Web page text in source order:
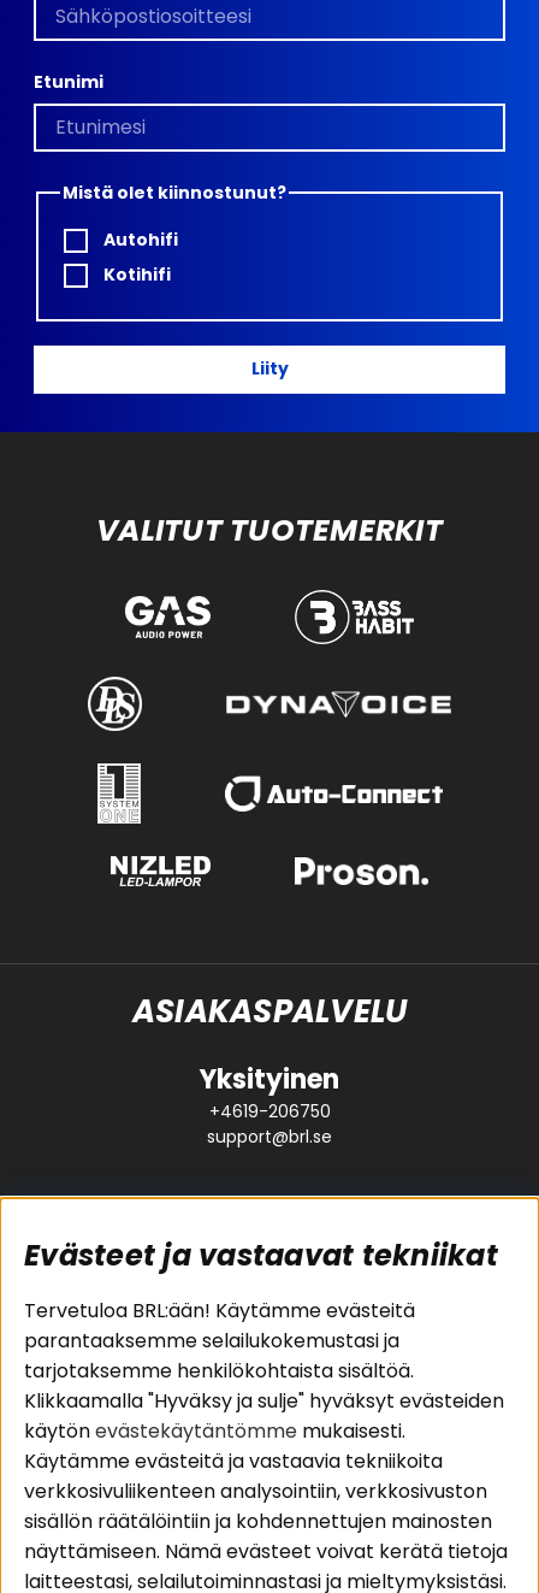
Etunimi
Mistä olet kiinnostunut?
Autohifi
Kotihifi
Liity
VALITUT TUOTEMERKIT
ASIAKASPALVELU
Yksityinen
+4619-206750
support@brl.se
Suositut sivut
Pakettiratkaisut
Autostereot
Kaiuttimet
Päätevahvistimet
Lisätarvikkeet
Kaapelit
Asiakaspalvelu
Evästeet
Huolto- ja
takuutiedot
Ostoehdot
Palautus
Tietosuojapolitiikka
Evästeet ja vastaavat tekniikat
Tervetuloa BRL:ään! Käytämme evästeitä
parantaaksemme selailukokemustasi ja
tarjotaksemme henkilökohtaista sisältöä.
Klikkaamalla "Hyväksy ja sulje" hyväksyt evästeiden
käytönevästekäytäntömme mukaisesti.
Käytämme evästeitä ja vastaavia tekniikoita
verkkosivuliikenteen analysointiin, verkkosivuston
sisällön räätälöintiin ja kohdennettujen mainosten
näyttämiseen. Nämä evästeet voivat kerätä tietoja
laitteestasi, selailutoiminnastasi ja mieltymyksistäsi.